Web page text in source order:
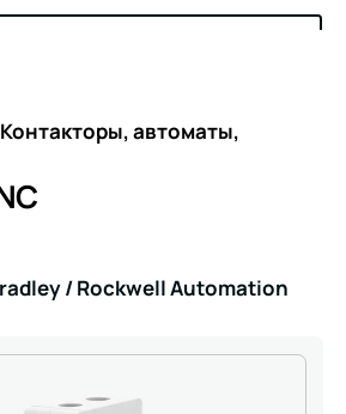
автоматы,
/ Rockwell Automation